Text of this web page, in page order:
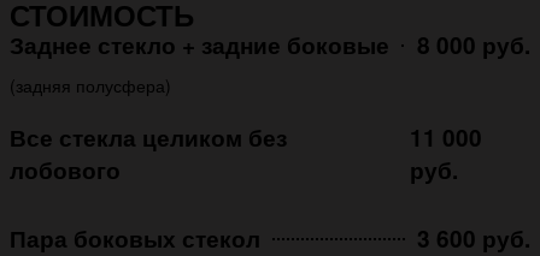
СТОИМОСТЬ
Заднее стекло + задние боковые 8 000 руб.
(задняя полусфера)
Все стекла целиком без
лобового
11 000
руб.
Пара боковых стекол 3 600 руб.